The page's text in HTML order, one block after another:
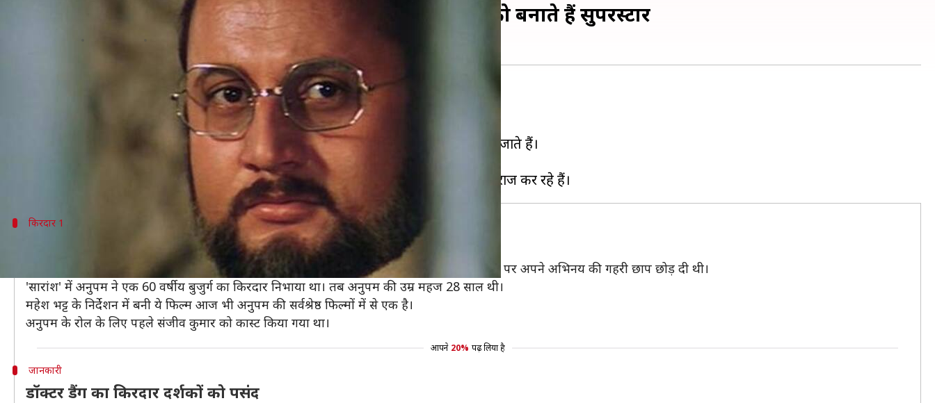
#BirthdaySpecial: इन पांच फिल्मों के किरदार अनुपम खेर को बनाते हैं सुपरस्टार
बॉलीवुड अभिनेता अनुपम खेर गुरुवार को अपना 64वां जन्मदिन मना रहे हैं।
अनुपम का जन्म 07 मार्च, 1955 को शिमला में हुआ था।
थ‍िएटर से स‍िनेमा का सफर तय करने वाले अनुपम खेर अलग-अलग तरह के रोल करने के ल‍िए जाने जाते हैं।
अनुपम अब तक तकरीबन 500 फिल्मों में काम कर चुके हैं।
किरदार 1
डेब्यू फिल्म 'सारांश' में निभाया था 60 वर्षीय बुजुर्ग का किरदार
अनुपम ने साल 1984 में फिल्म 'सारांश' से बॉलीवुड में डेब्यू किया था। पहली ही फिल्म में अनुपम ने दर्शकों पर अपने अभिनय की गहरी छाप छोड़ दी थी।
'सारांश' में अनुपम ने एक 60 वर्षीय बुजुर्ग का किरदार निभाया था। तब अनुपम की उम्र महज 28 साल थी।
महेश भट्ट के निर्देशन में बनी ये फिल्म आज भी अनुपम की सर्वश्रेष्ठ फिल्मों में से एक है।
अनुपम के रोल के लिए पहले संजीव कुमार को कास्ट किया गया था।
आपने 20% पढ़ लिया है
जानकारी
डॉक्टर डैंग का किरदार दर्शकों को पसंद